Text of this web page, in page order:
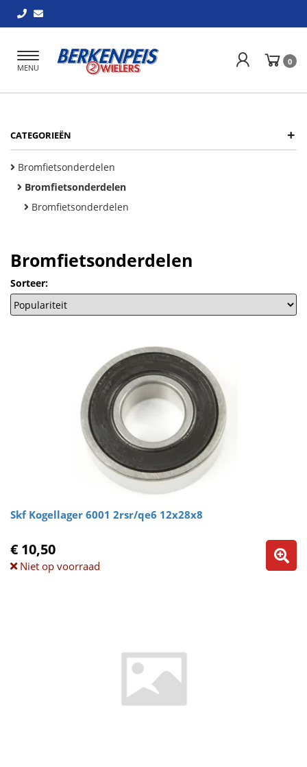
Toggle
navigation
MENU
0
CATEGORIEËN +
Bromfietsonderdelen
Bromfietsonderdelen
Bromfietsonderdelen
Bromfietsonderdelen
Sorteer:
Skf Kogellager 6001 2rsr/qe6 12x28x8
€ 10,50
Niet op voorraad